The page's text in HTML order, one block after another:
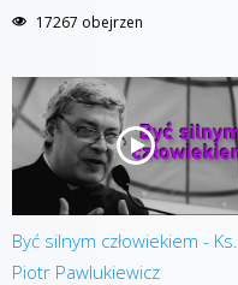
17267 obejrzen
Być silnym człowiekiem - Ks.
Piotr Pawlukiewicz